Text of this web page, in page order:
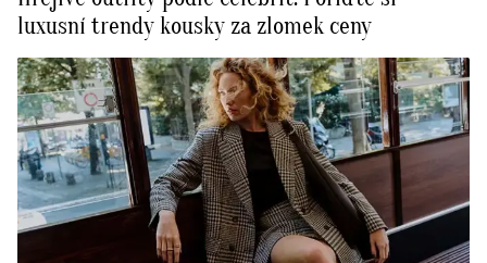
luxusní trendy kousky za zlomek ceny